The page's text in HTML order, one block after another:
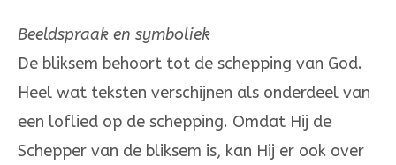
Beeldspraak en symboliek
De bliksem behoort tot de schepping van God.
Heel wat teksten verschijnen als onderdeel van
een loflied op de schepping. Omdat Hij de
Schepper van de bliksem is, kan Hij er ook over